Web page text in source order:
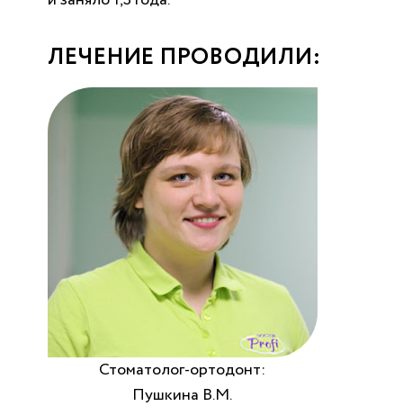
ЛЕЧЕНИЕ ПРОВОДИЛИ:
Стоматолог-ортодонт:
Пушкина В.М.